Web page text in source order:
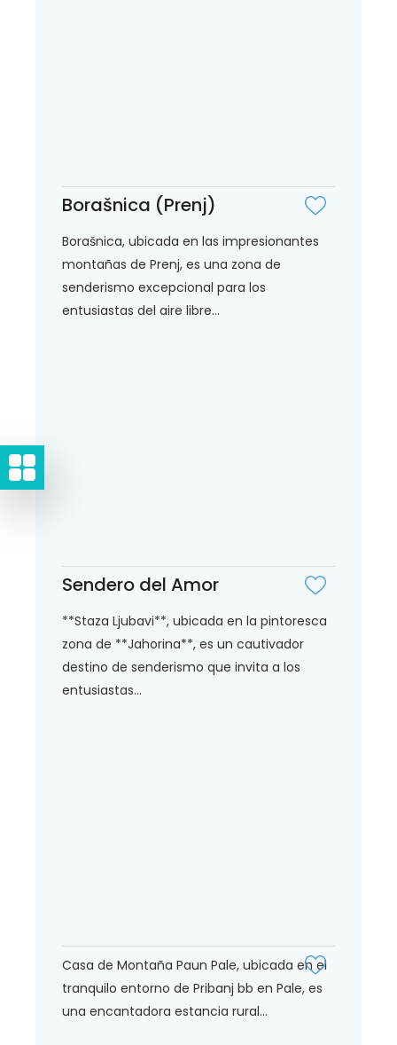
Borašnica (Prenj)
Borašnica, ubicada en las impresionantes
montañas de Prenj, es una zona de
senderismo excepcional para los
entusiastas del aire libre...
Sendero del Amor
**Staza Ljubavi**, ubicada en la pintoresca
zona de **Jahorina**, es un cautivador
destino de senderismo que invita a los
entusiastas...
Casa de Montaña Paun Pale, ubicada en el
tranquilo entorno de Pribanj bb en Pale, es
una encantadora estancia rural...